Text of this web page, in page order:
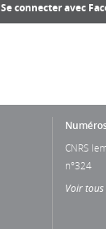
Se connecter avec
CNRS
n°324
Voir tous